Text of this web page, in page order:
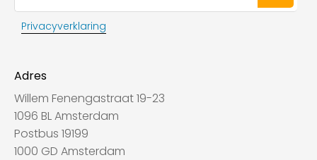
Adres
Willem Fenengastraat 19-23
1096 BL Amsterdam
Postbus 19199
1000 GD Amsterdam
Privacyverklaring